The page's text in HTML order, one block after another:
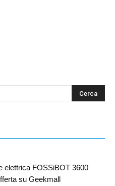
s
elettrica FOSSiBOT 3600
su Geekmall